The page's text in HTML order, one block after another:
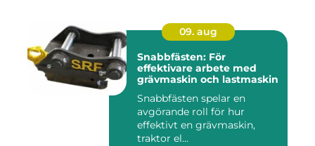
09. aug
Snabbfästen: För
effektivare arbete med
grävmaskin och lastmaskin
Snabbfästen spelar en
avgörande roll för hur
effektivt en grävmaskin,
traktor el...